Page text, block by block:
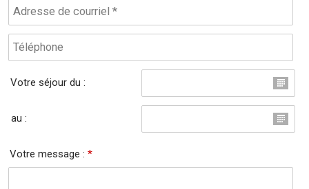
Votre séjour du :
au :
Votre message :*